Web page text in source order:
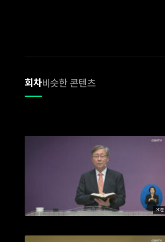
회차비슷한 콘텐츠
30분